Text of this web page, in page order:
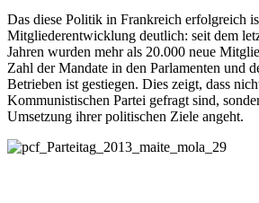
Das diese Politik in Frankreich erfolgreich
Mitgliederentwicklung deutlich: seit dem
Jahren wurden mehr als 20.000 neue
Zahl der Mandate in den Parlamenten und
Betrieben ist gestiegen. Dies zeigt, dass
Kommunistischen Partei gefragt sind,
Umsetzung ihrer politischen Ziele angeht.